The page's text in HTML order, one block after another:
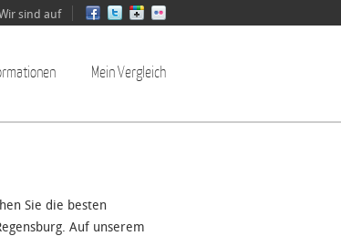
sind auf
Mein Vergleich
Sie die besten
Auf unserem